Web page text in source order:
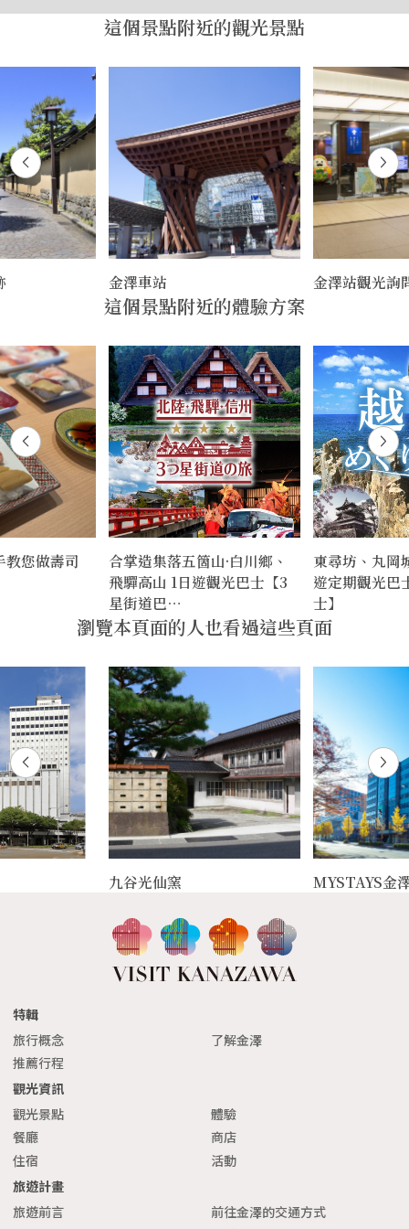
這個景點附近的觀光景點
金澤車站 金澤站觀光詢
這個景點附近的體驗方案
教您做壽司
合掌造集落五箇山·白川鄉、
飛驒高山 1日遊觀光巴士【3
星街道巴…
東尋坊、丸岡
遊定期觀光巴
士】
瀏覽本頁面的人也看過這些頁面
九谷光仙窯 MYSTAYS金
特輯
旅行概念
了解金澤
推薦行程
觀光資訊
觀光景點
體驗
餐廳
商店
住宿
活動
旅遊計畫
旅遊前言
前往金澤的交通方式